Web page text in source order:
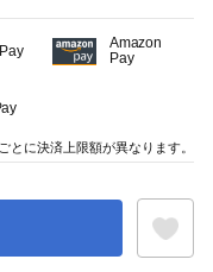
Amazon
Pay
とに決済上限額が異なります。